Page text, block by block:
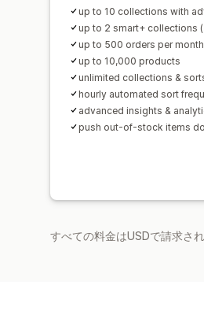
up to 10 collections with
up to 2 smart+ collections
up to 500 orders per month
up to 10,000 products
unlimited collections &
hourly automated sort
advanced insights &
push out-of-stock items
すべての料金はUSDで請求さ